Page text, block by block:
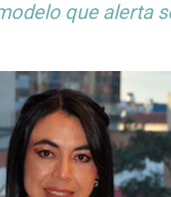
que alerta